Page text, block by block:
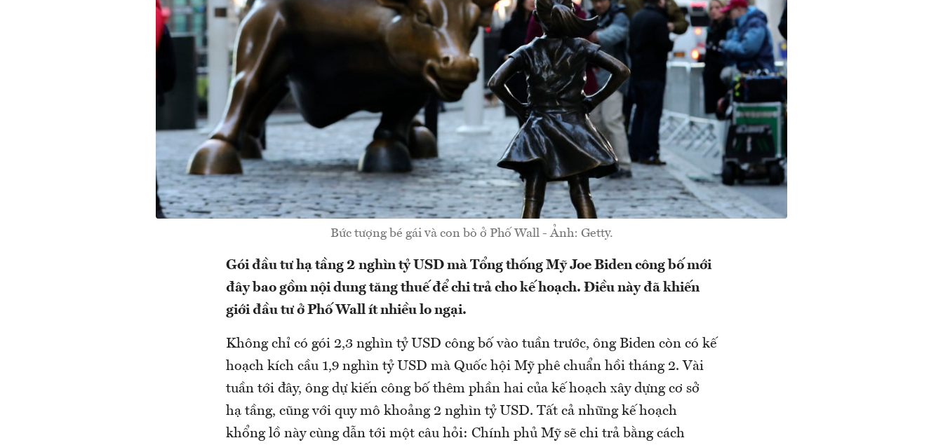
Bức tượng bé gái và con bò ở Phố Wall - Ảnh: Getty.
Gói đầu tư hạ tầng 2 nghìn tỷ USD mà Tổng thống Mỹ Joe Biden công bố mới
đây bao gồm nội dung tăng thuế để chi trả cho kế hoạch. Điều này đã khiến
giới đầu tư ở Phố Wall ít nhiều lo ngại.
Không chỉ có gói 2,3 nghìn tỷ USD công bố vào tuần trước, ông Biden còn có kế
hoạch kích cầu 1,9 nghìn tỷ USD mà Quốc hội Mỹ phê chuẩn hồi tháng 2. Vài
tuần tới đây, ông dự kiến công bố thêm phần hai của kế hoạch xây dựng cơ sở
hạ tầng, cũng với quy mô khoảng 2 nghìn tỷ USD. Tất cả những kế hoạch
khổng lồ này cùng dẫn tới một câu hỏi: Chính phủ Mỹ sẽ chi trả bằng cách